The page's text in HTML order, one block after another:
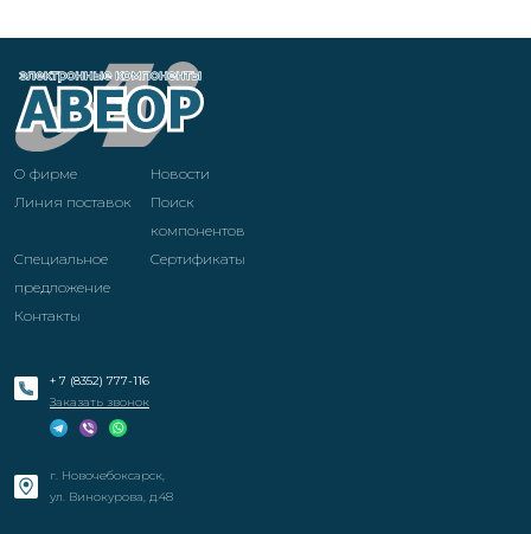
О фирме
Новости
Линия поставок
Поиск
компонентов
Специальное
предложение
Cертификаты
Контакты
+ 7 (8352) 777-116
Заказать звонок
г. Новочебоксарск,
ул. Винокурова, д.48